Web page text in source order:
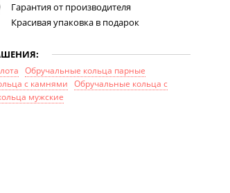
Гарантия от производителя
Красивая упаковка в подарок
Обручальные кольца парные
с камнями Обручальные кольца с
мужские